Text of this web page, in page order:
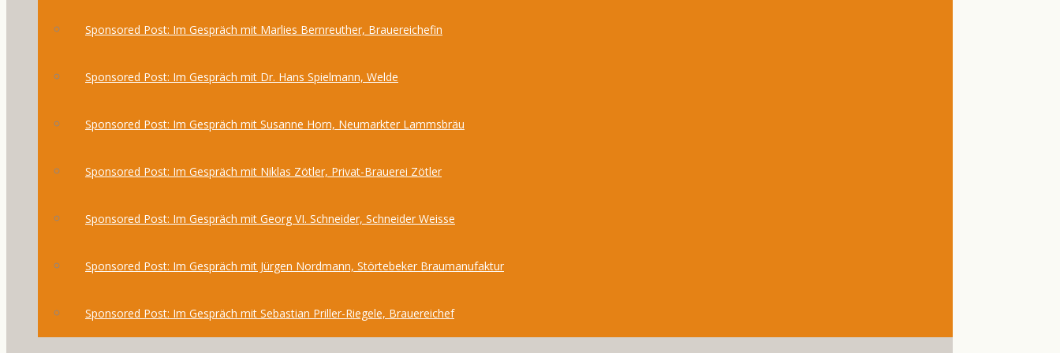
Sponsored Post: Im Gespräch mit Marlies Bernreuther, Brauereichefin
Sponsored Post: Im Gespräch mit Dr. Hans Spielmann, Welde
Sponsored Post: Im Gespräch mit Susanne Horn, Neumarkter Lammsbräu
Sponsored Post: Im Gespräch mit Niklas Zötler, Privat-Brauerei Zötler
Sponsored Post: Im Gespräch mit Georg VI. Schneider, Schneider Weisse
Sponsored Post: Im Gespräch mit Jürgen Nordmann, Störtebeker Braumanufaktur
Sponsored Post: Im Gespräch mit Sebastian Priller-Riegele, Brauereichef